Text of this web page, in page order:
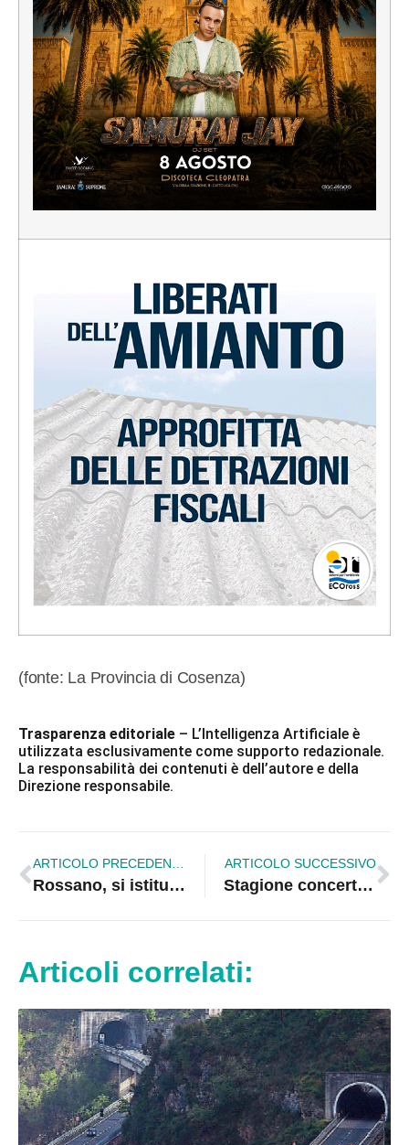
(fonte: La Provincia di Cosenza)
Trasparenza editoriale – L’Intelligenza Artificiale è
utilizzata esclusivamente come supporto redazionale.
La responsabilità dei contenuti è dell’autore e della
Direzione responsabile.
ARTICOLO PRECEDENTE
Rossano, si istituisca l’Organismo di Composizione della Crisi
ARTICOLO SUCCESSIVO
Stagione concertistica Città di Corigliano, domenica Recital di canto lirico
Articoli correlati: